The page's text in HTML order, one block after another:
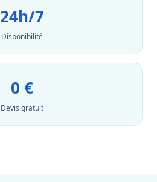
24h/7
Disponibilité
0 €
Devis gratuit